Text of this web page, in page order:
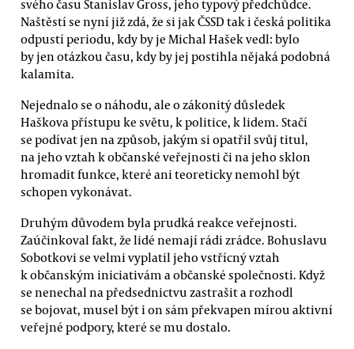
svého času Stanislav Gross, jeho typový předchůdce.
Naštěstí se nyní již zdá, že si jak ČSSD tak i česká politika
odpustí periodu, kdy by je Michal Hašek vedl: bylo
by jen otázkou času, kdy by jej postihla nějaká podobná
kalamita.
Nejednalo se o náhodu, ale o zákonitý důsledek
Haškova přístupu ke světu, k politice, k lidem. Stačí
se podívat jen na způsob, jakým si opatřil svůj titul,
na jeho vztah k občanské veřejnosti či na jeho sklon
hromadit funkce, které ani teoreticky nemohl být
schopen vykonávat.
Druhým důvodem byla prudká reakce veřejnosti.
Zaúčinkoval fakt, že lidé nemají rádi zrádce. Bohuslavu
Sobotkovi se velmi vyplatil jeho vstřícný vztah
k občanským iniciativám a občanské společnosti. Když
se nenechal na předsednictvu zastrašit a rozhodl
se bojovat, musel být i on sám překvapen mírou aktivní
veřejné podpory, které se mu dostalo.